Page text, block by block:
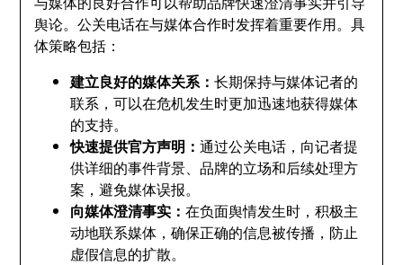
舆论。公关电话在与媒体合作时发挥着重要作用。具
体策略包括：
建立良好的媒体关系：长期保持与媒体记者的
联系，可以在危机发生时更加迅速地获得媒体
的支持。
快速提供官方声明：通过公关电话，向记者提
供详细的事件背景、品牌的立场和后续处理方
案，避免媒体误报。
向媒体澄清事实：在负面舆情发生时，积极主
动地联系媒体，确保正确的信息被传播，防止
虚假信息的扩散。